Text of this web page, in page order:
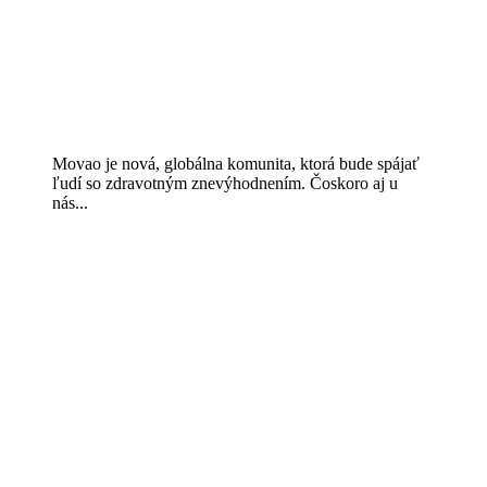
Movao je nová, globálna komunita, ktorá bude spájať
ľudí so zdravotným znevýhodnením. Čoskoro aj u
nás...